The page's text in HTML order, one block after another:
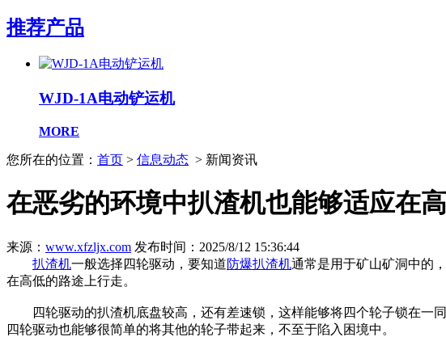
推荐产品
WJD-1A电动铲运机
MORE
您所在的位置： 首页 > 信息动态 > 新闻资讯
在恶劣的环境中扒渣机也能够适应在
来源： www.xfzljx.com 发布时间：2025/8/12 15:36:44
扒渣机一般选择四轮驱动，要知道防爆扒渣机通常是用于矿山矿洞中的
在高低的路途上行走。
四轮驱动的扒渣机底盘较高，还有差速锁，这样能够将四个轮子锁在一
四轮驱动也能够很简单的将其他的轮子带起来，不至于陷入困境中。